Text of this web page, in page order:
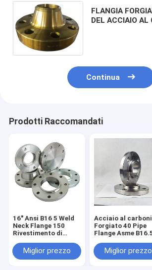
FLANGIA
DEL ACCIAIO AL
Continua
Prodotti Raccomandati
16" Ansi B16 5 Weld
Neck Flange 150
Rivestimento di
Miglior prezzo
Acciaio al
Forgiato 40 Pipe
Flange Asme
Miglior prezzo